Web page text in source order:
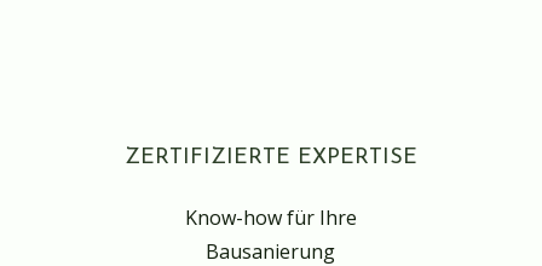
ZERTIFIZIERTE EXPERTISE
Know-how für Ihre
Bausanierung